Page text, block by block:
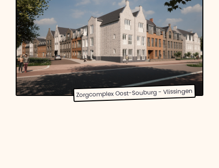
Zorgcomplex Oost-Souburg - Vlissingen